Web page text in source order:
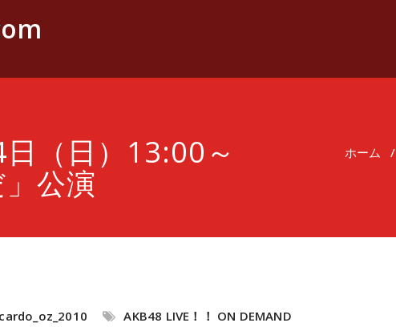
（日）13:00～
」公演
ホーム /
AKB48 LIVE！！ ON DEMAND